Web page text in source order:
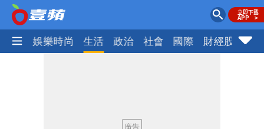
熱門 娛樂時尚 生活 政治 社會 國際 財經股市